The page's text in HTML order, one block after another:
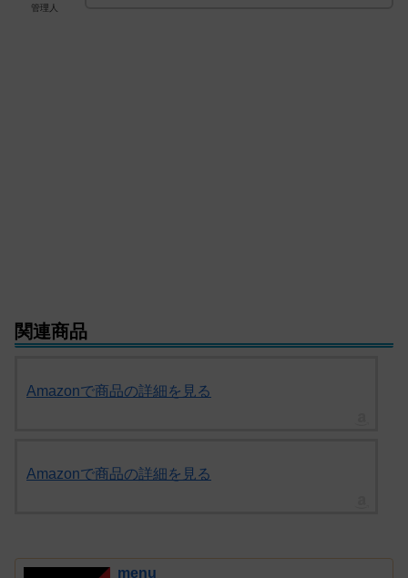
管理人
関連商品
Amazonで商品の詳細を見る
Amazonで商品の詳細を見る
menu